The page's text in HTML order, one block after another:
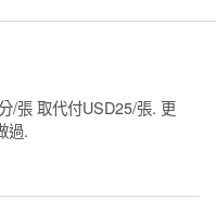
/張 取代付USD25/張. 更
過.